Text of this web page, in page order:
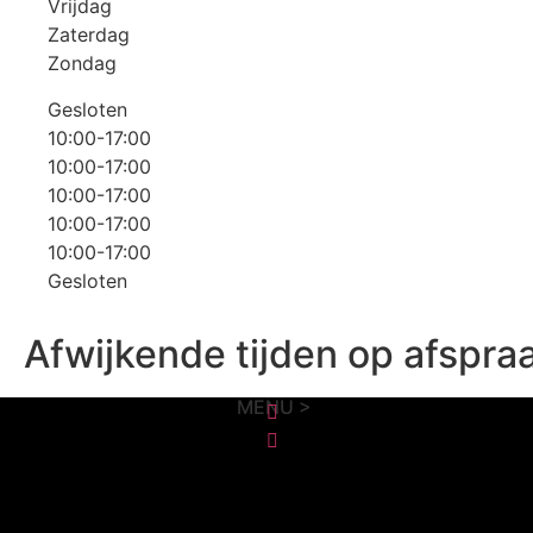
Vrijdag
Zaterdag
Zondag
Gesloten
10:00-17:00
10:00-17:00
10:00-17:00
10:00-17:00
10:00-17:00
Gesloten
Afwijkende tijden op
MENU >